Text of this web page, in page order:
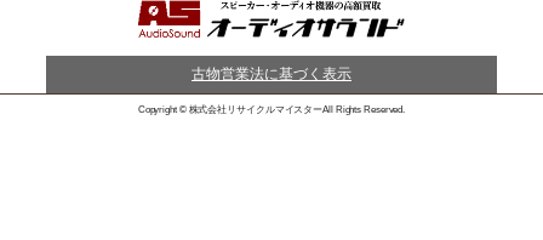
古物営業法に基づく表示
Copyright © 株式会社リサイクルマイスターAll Rights Reserved.